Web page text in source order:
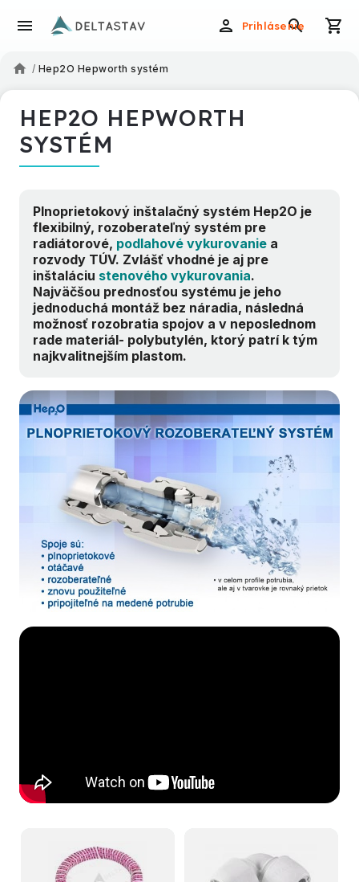
Prihlásenie
/ Hep2O Hepworth systém
HEP2O HEPWORTH
SYSTÉM
Plnoprietokový inštalačný systém Hep2O je
flexibilný, rozoberateľný systém pre
radiátorové, podlahové vykurovanie a
rozvody TÚV. Zvlášť vhodné je aj pre
inštaláciu stenového vykurovania.
Najväčšou prednosťou systému je jeho
jednoduchá montáž bez náradia, následná
možnosť rozobratia spojov a v neposlednom
rade materiál- polybutylén, ktorý patrí k tým
najkvalitnejším plastom.